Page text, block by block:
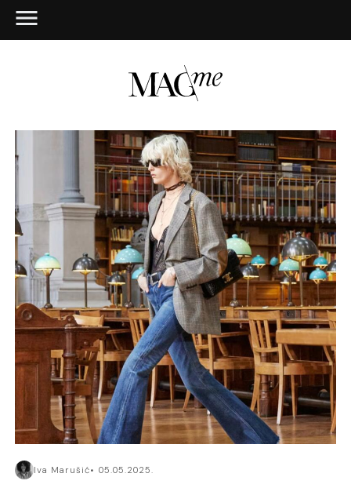
Iva Marušić 05.05.2025.